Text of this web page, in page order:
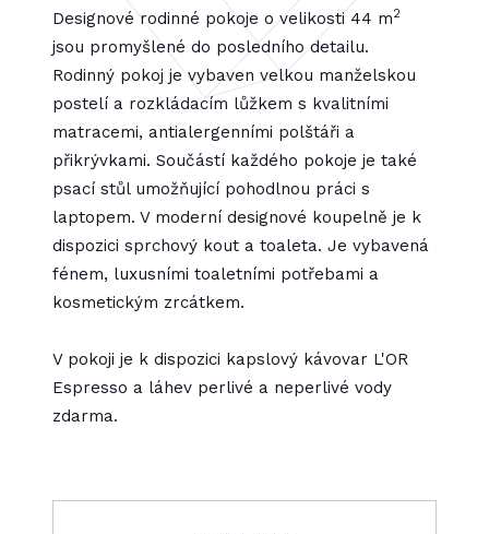
Designové rodinné pokoje o velikosti 44 m2
jsou promyšlené do posledního detailu.
Rodinný pokoj je vybaven velkou manželskou
postelí a rozkládacím lůžkem s kvalitními
matracemi, antialergenními polštáři a
přikrývkami. Součástí každého pokoje je také
psací stůl umožňující pohodlnou práci s
laptopem. V moderní designové koupelně je k
dispozici sprchový kout a toaleta. Je vybavená
fénem, luxusními toaletními potřebami a
kosmetickým zrcátkem.
V pokoji je k dispozici kapslový kávovar L'OR
Espresso a láhev perlivé a neperlivé vody
zdarma.